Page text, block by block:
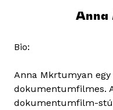
Anna
Bio:
Anna Mkrtumyan
dokumentumfilmes.
dokumentumfilm-